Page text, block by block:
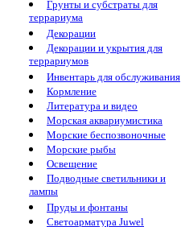
Грунты и субстраты для
террариума
Декорации
Декорации и укрытия для
террариумов
Инвентарь для обслуживания
Кормление
Литература и видео
Морская аквариумистика
Морские беспозвоночные
Морские рыбы
Освещение
Подводные светильники и
лампы
Пруды и фонтаны
Светоарматура Juwel